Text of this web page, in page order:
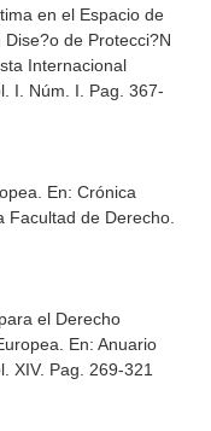
en el Espacio de
de Protecci?N
Internacional
I. Núm. I. Pag. 367-
En: Crónica
Facultad de Derecho.
el Derecho
En: Anuario
XIV. Pag. 269-321